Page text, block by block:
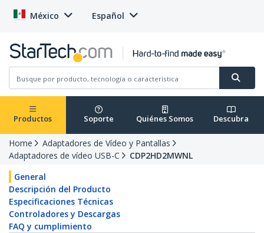
México Español
Productos Soporte Quiénes Somos Descubra
Home
Adaptadores de Vídeo y Pantallas
Adaptadores de vídeo USB-C
CDP2HD2MWNL
General
Descripción del Producto
Especificaciones Técnicas
Controladores y Descargas
FAQ y cumplimiento